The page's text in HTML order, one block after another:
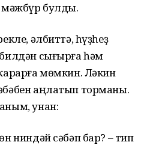
мәжбүр булды.
әлбиттә, һүҙһеҙ
сығырға һәм
мөмкин. Ләкин
аңлатып торманы.
унан:
ниндәй сәбәп бар? – тип